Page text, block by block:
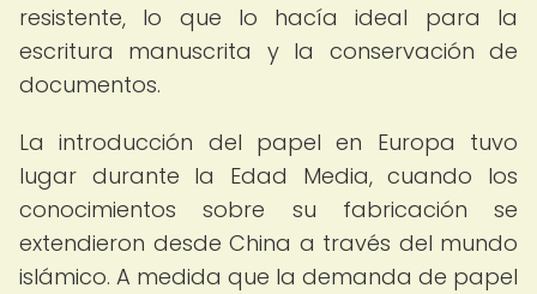
resistente, lo que lo hacía ideal para la
escritura manuscrita y la conservación de
documentos.
La introducción del papel en Europa tuvo
lugar durante la Edad Media, cuando los
conocimientos sobre su fabricación se
extendieron desde China a través del mundo
islámico. A medida que la demanda de papel